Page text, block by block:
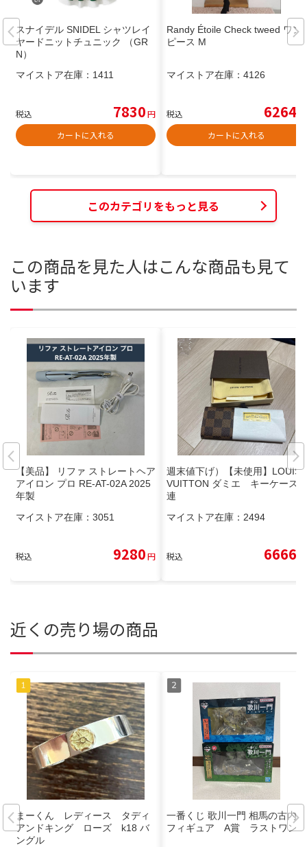
スナイデル SNIDEL シャツレイ
ヤードニットチュニック （GR
N）
マイストア在庫： 1411
税込 7830円
カートに入れる
Randy Étoile Check tweed ワン
ピース M
マイストア在庫： 4126
税込 6264
カートに入れる
このカテゴリをもっと見る
この商品を見た人はこんな商品も見て
います
【美品】 リファ ストレートヘア
アイロン プロ RE-AT-02A 2025
年製
マイストア在庫： 3051
税込 9280円
週末値下げ）【未使用】LOUIS
VUITTON ダミエ キーケース 6
連
マイストア在庫： 2494
税込 6666
近くの売り場の商品
まーくん レディース タディ
アンドキング ローズ k18 バ
ングル
一番くじ 歌川一門 相馬の古内裏
フィギュア A賞 ラストワン